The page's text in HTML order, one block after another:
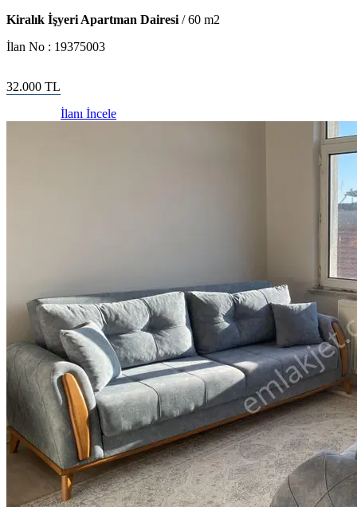
Kiralık İşyeri Apartman Dairesi /60 m2
İlan No : 19375003
32.000 TL
İlanı İncele